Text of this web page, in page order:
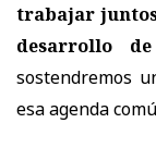
trabajar
desarrollo
sostendremos
esa agenda